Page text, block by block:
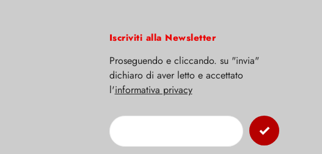
Iscriviti alla Newsletter
Proseguendo e cliccando. su "invia"
dichiaro di aver letto e accettato
l'informativa privacy